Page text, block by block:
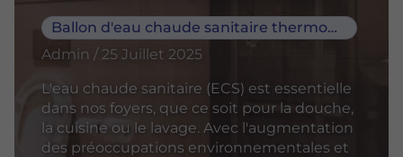
Ballon d'eau chaude sanitaire thermodynamique
Admin / 25 Juillet 2025
L'eau chaude sanitaire (ECS) est essentielle
dans nos foyers, que ce soit pour la douche,
la cuisine ou le lavage. Avec l'augmentation
des préoccupations environnementales et